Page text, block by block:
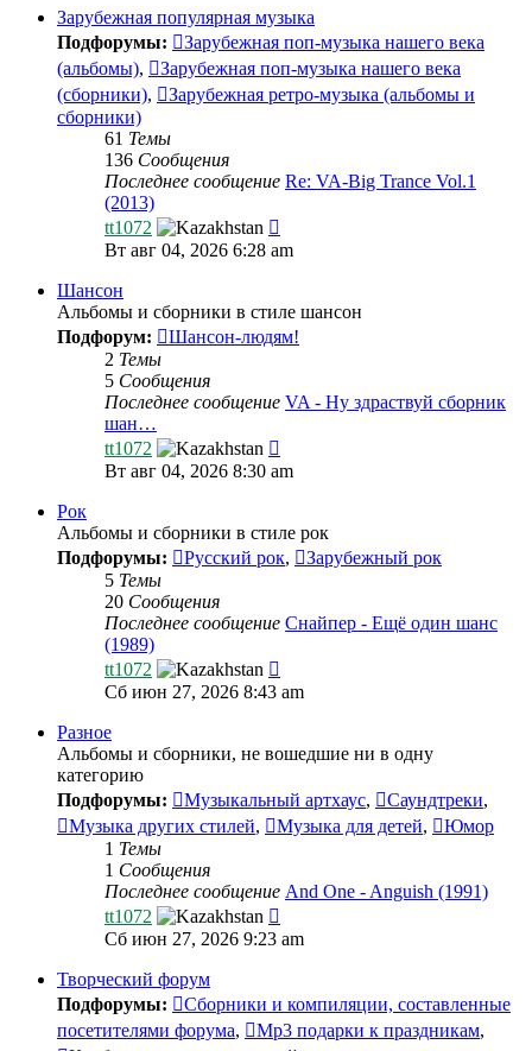
сообщению
Зарубежная популярная музыка
Подфорумы:
Зарубежная поп-музыка нашего века
(альбомы),
Зарубежная поп-музыка нашего века
(сборники),
Зарубежная ретро-музыка (альбомы и
сборники)
61 Темы
136 Сообщения
Последнее сообщение Re: VA-Big Trance Vol.1
(2013)
tt1072
к
Вт авг 04, 2026 6:28 am
Шансон
Альбомы и сборники в стиле шансон
Подфорум:
Шансон-людям!
2 Темы
5 Сообщения
Последнее сообщение VA - Ну здраствуй сборник
шан…
tt1072
к
Вт авг 04, 2026 8:30 am
Рок
Альбомы и сборники в стиле рок
Подфорумы:
Русский рок,
Зарубежный рок
5 Темы
20 Сообщения
Последнее сообщение Снайпер - Ещё один шанс
(1989)
tt1072
к
Сб июн 27, 2026 8:43 am
Разное
Альбомы и сборники, не вошедшие ни в одну
категорию
Подфорумы:
Музыкальный артхаус, Саундтреки,
Музыка других стилей, Музыка для детей,
Юмор
1 Темы
1 Сообщения
Последнее сообщение And One - Anguish (1991)
tt1072
к
Сб июн 27, 2026 9:23 am
Творческий форум
Подфорумы:
Сборники и компиляции, составленные
посетителями форума, Mp3 подарки к праздникам,